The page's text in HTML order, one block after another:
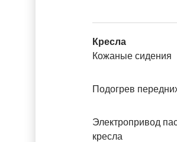
Кресла
Кожаные сидения
Подогрев
Электропривод
кресла